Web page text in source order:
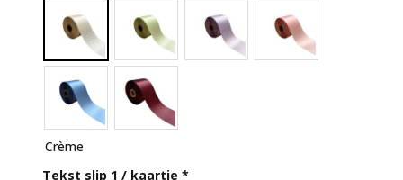
Crème
Tekst slip 1 / kaartje *